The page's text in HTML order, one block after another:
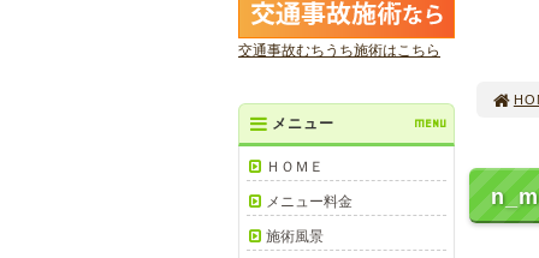
交通事故むちうち施術はこちら
メニュー MENU
ＨＯＭＥ
メニュー料金
施術風景